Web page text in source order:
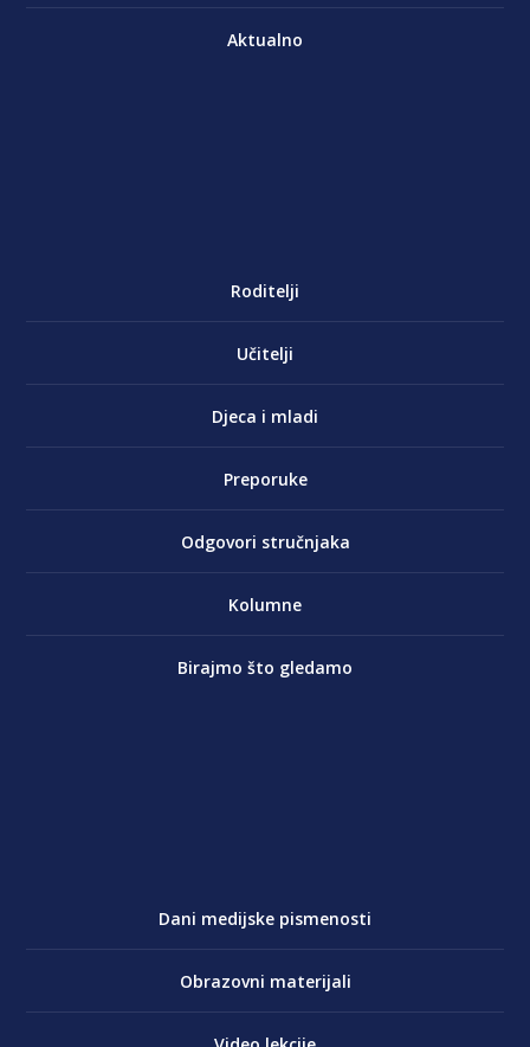
Aktualno
Roditelji
Učitelji
Djeca i mladi
Preporuke
Odgovori stručnjaka
Kolumne
Birajmo što gledamo
Dani medijske pismenosti
Obrazovni materijali